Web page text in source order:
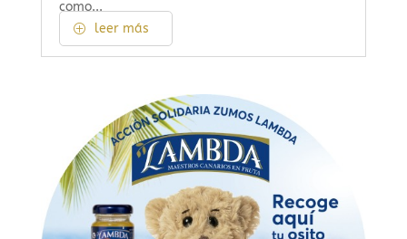
como...
leer más